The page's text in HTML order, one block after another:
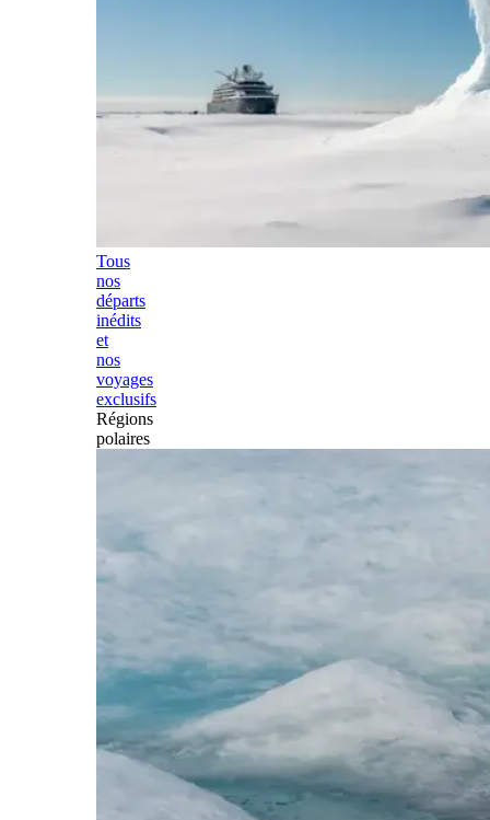
Tous
nos
départs
inédits
et
nos
voyages
exclusifs
Régions
polaires